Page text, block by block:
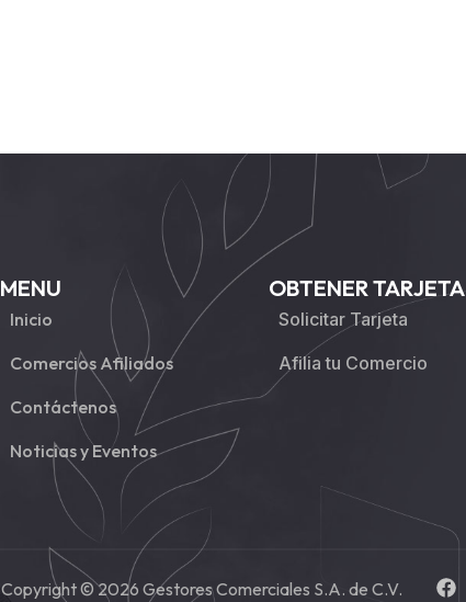
MENU
Inicio
Comercios Afiliados
Contáctenos
Noticias y Eventos
OBTENER TARJETA
Solicitar Tarjeta
Afilia tu Comercio
Copyright © 2026 Gestores Comerciales S.A. de C.V.